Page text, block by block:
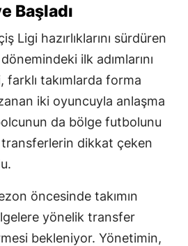
Başladı
Ligi hazırlıklarını sürdüren
ilk adımlarını
farklı takımlarda forma
iki oyuncuyla anlaşma
da bölge futbolunu
transferlerin dikkat çeken
öncesinde takımın
yönelik transfer
bekleniyor. Yönetimin,